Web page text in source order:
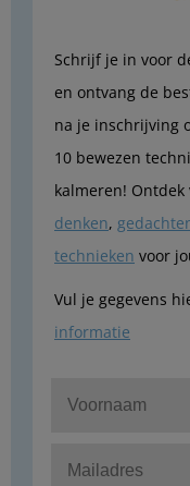
Schrijf je in voor
en ontvang de
na je inschrijving
10 bewezen
kalmeren!
denken,
technieken voor
Vul je gegevens
informatie